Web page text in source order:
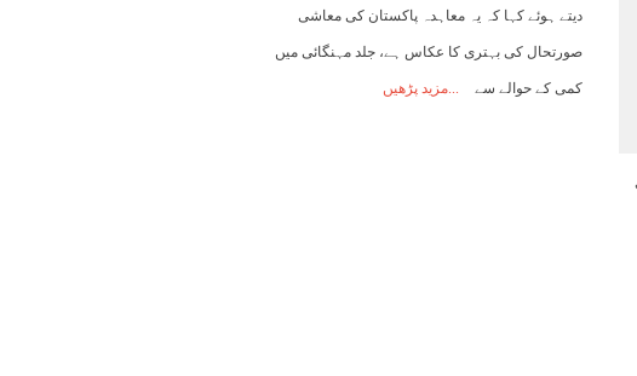
دیتے ہوئے کہا کہ یہ معاہدہ پاکستان کی معاشی
صورتحال کی بہتری کا عکاس ہے، جلد مہنگائی میں
کمی کے حوالے سے مزید پڑھیں